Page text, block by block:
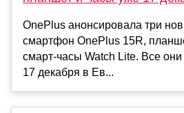
OnePlus анонсировала три
смартфон OnePlus 15R,
смарт-часы Watch Lite. Все
17 декабря в Ев...